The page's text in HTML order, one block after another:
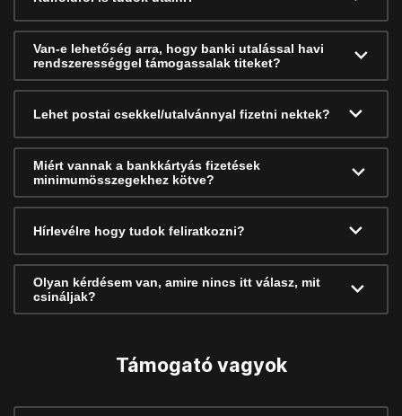
Van-e lehetőség arra, hogy banki utalással havi
rendszerességgel támogassalak titeket?
Lehet postai csekkel/utalvánnyal fizetni nektek?
Miért vannak a bankkártyás fizetések
minimumösszegekhez kötve?
Hírlevélre hogy tudok feliratkozni?
Olyan kérdésem van, amire nincs itt válasz, mit
csináljak?
Támogató vagyok